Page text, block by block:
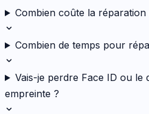
Combien coûte la
Combien de temps pour
Vais-je perdre Face ID ou le
empreinte ?